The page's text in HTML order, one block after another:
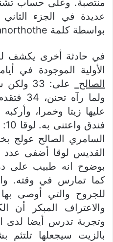
منتصبة. وعلى حساب
عديدة في الجزء
بواسطة كلمة anorthothe إزالة الانحناء. (13)
في حادثة أخرى يكشف
الأولية الموجودة في
الصالح
على: 33
ولما
عليها زيتا وخمرا،
السامري الصالح عولج
القديس لوقا أضفى عدد
بوضوح انه طبيب على
كما تمارس في وقته.
للجروح والتي أوصى بها
والاعتراف المبكر أن
وتجربة تدرس أيضا لدى
بالزيت سيجعلها